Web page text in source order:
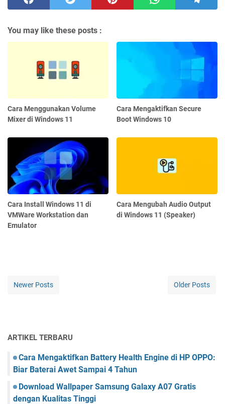
You may like these posts :
Cara Menggunakan Volume
Mixer di Windows 11
Cara Mengaktifkan Secure
Boot Windows 10
Cara Install Windows 11 di
VMWare Workstation dan
Emulator
Cara Mengubah Audio Output
di Windows 11 (Speaker)
Newer Posts Older Posts
ARTIKEL TERBARU
Cara Mengaktifkan Battery Health Engine di HP OPPO:
Biar Baterai Awet Sampai 4 Tahun
Download Wallpaper Samsung Galaxy A07 Gratis
dengan Kualitas Tinggi